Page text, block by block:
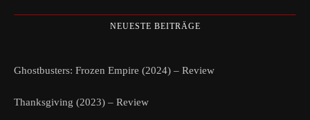
NEUESTE BEITRÄGE
Ghostbusters: Frozen Empire (2024) – Review
Thanksgiving (2023) – Review